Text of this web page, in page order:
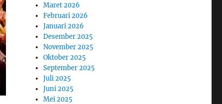
Maret 2026
Februari 2026
Januari 2026
Desember 2025
November 2025
Oktober 2025
September 2025
Juli 2025
Juni 2025
Mei 2025